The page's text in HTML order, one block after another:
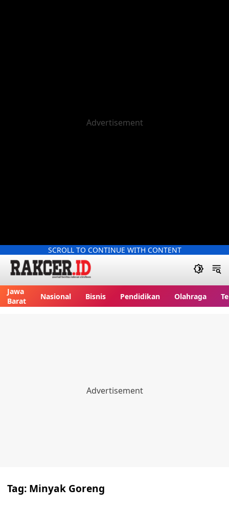
SCROLL TO CONTINUE WITH CONTENT
Jawa
Barat
Nasional Bisnis Pendidikan Olahraga
Tag: Minyak Goreng